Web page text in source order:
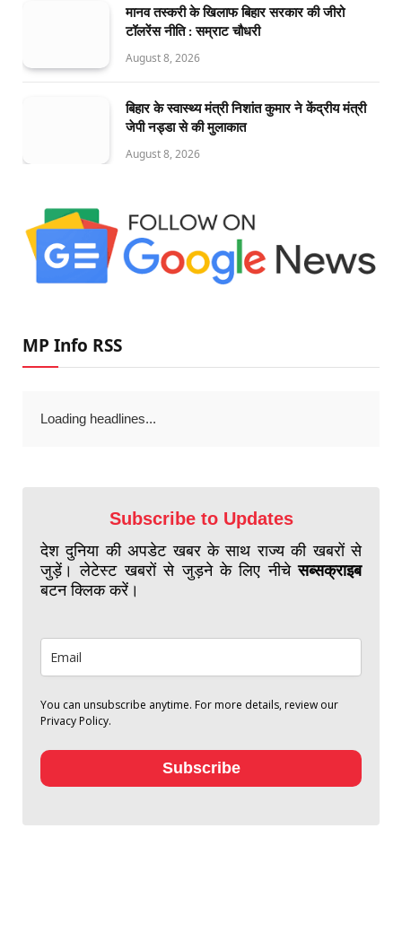
मानव तस्करी के खिलाफ बिहार सरकार की जीरो
टॉलरेंस नीति : सम्राट चौधरी
August 8, 2026
बिहार के स्वास्थ्य मंत्री निशांत कुमार ने केंद्रीय मंत्री
जेपी नड्डा से की मुलाकात
August 8, 2026
MP Info RSS
Loading headlines...
Subscribe to Updates
देश दुनिया की अपडेट खबर के साथ राज्य की खबरों से
जुड़ें। लेटेस्ट खबरों से जुड़ने के लिए नीचेसब्सक्राइब
बटन क्लिक करें।
You can unsubscribe anytime. For more details, review our
Privacy Policy.
Subscribe